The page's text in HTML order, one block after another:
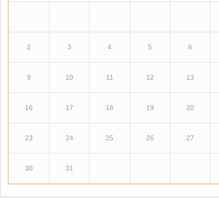
2 3 4 5 6
9 10 11 12 13
16 17 18 19 20
23 24 25 26 27
30 31